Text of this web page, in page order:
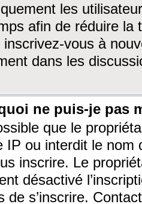
les
afin de réduire la
inscrivez-vous à
dans les
ne puis-je pas
que le
IP ou interdit le nom
inscrire. Le
désactivé
de s’inscrire.